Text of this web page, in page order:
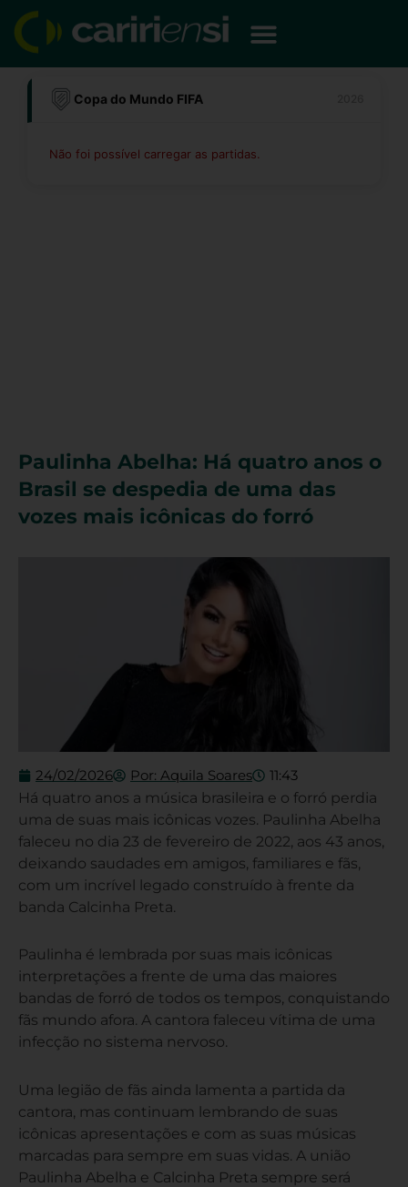
para
conteúdo
Copa do Mundo FIFA
Não foi possível carregar as partidas.
Paulinha Abelha: Há quatro anos o
Brasil se despedia de uma das
vozes mais icônicas do forró
24/02/2026 Por: Aquila Soares 11:43
Há quatro anos a música brasileira e o forró perdia
uma de suas mais icônicas vozes. Paulinha Abelha
faleceu no dia 23 de fevereiro de 2022, aos 43 anos,
deixando saudades em amigos, familiares e fãs,
com um incrível legado construído à frente da
banda Calcinha Preta.
Paulinha é lembrada por suas mais icônicas
interpretações a frente de uma das maiores
bandas de forró de todos os tempos, conquistando
fãs mundo afora. A cantora faleceu vítima de uma
infecção no sistema nervoso.
Uma legião de fãs ainda lamenta a partida da
cantora, mas continuam lembrando de suas
icônicas apresentações e com as suas músicas
marcadas para sempre em suas vidas. A união
Paulinha Abelha e Calcinha Preta sempre será